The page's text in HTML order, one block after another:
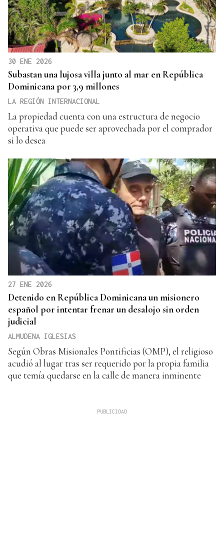
30 ENE 2026
Subastan una lujosa villa junto al mar en República
Dominicana por 3,9 millones
LA REGIÓN INTERNACIONAL
La propiedad cuenta con una estructura de negocio
operativa que puede ser aprovechada por el comprador
si lo desea
27 ENE 2026
Detenido en República Dominicana un misionero
español por intentar frenar un desalojo sin orden
judicial
ALMUDENA IGLESIAS
Según Obras Misionales Pontificias (OMP), el religioso
acudió al lugar tras ser requerido por la propia familia
que temía quedarse en la calle de manera inminente